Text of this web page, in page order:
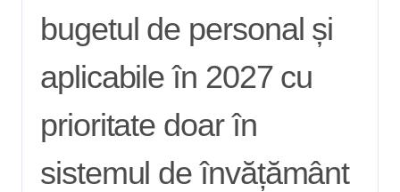
bugetul de personal și
aplicabile în 2027 cu
prioritate doar în
sistemul de învățământ